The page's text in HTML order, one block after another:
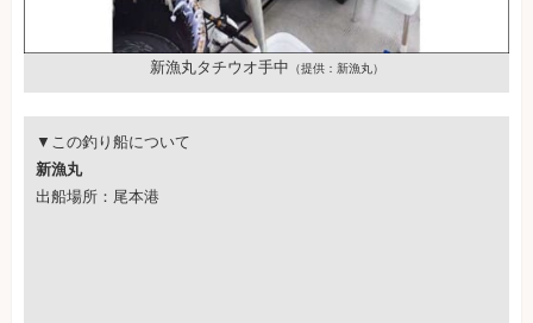
新漁丸タチウオ手中 （提供：新漁丸）
▼この釣り船について
新漁丸
出船場所：尾本港